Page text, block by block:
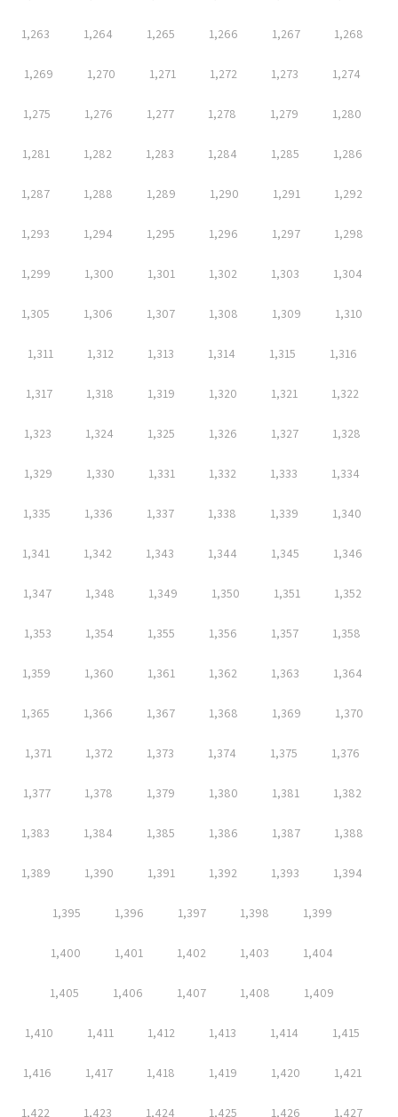
1,263 1,264 1,265 1,266 1,267 1,268
1,269 1,270 1,271 1,272 1,273 1,274
1,275 1,276 1,277 1,278 1,279 1,280
1,281 1,282 1,283 1,284 1,285 1,286
1,287 1,288 1,289 1,290 1,291 1,292
1,293 1,294 1,295 1,296 1,297 1,298
1,299 1,300 1,301 1,302 1,303 1,304
1,305 1,306 1,307 1,308 1,309 1,310
1,311 1,312 1,313 1,314 1,315 1,316
1,317 1,318 1,319 1,320 1,321 1,322
1,323 1,324 1,325 1,326 1,327 1,328
1,329 1,330 1,331 1,332 1,333 1,334
1,335 1,336 1,337 1,338 1,339 1,340
1,341 1,342 1,343 1,344 1,345 1,346
1,347 1,348 1,349 1,350 1,351 1,352
1,353 1,354 1,355 1,356 1,357 1,358
1,359 1,360 1,361 1,362 1,363 1,364
1,365 1,366 1,367 1,368 1,369 1,370
1,371 1,372 1,373 1,374 1,375 1,376
1,377 1,378 1,379 1,380 1,381 1,382
1,383 1,384 1,385 1,386 1,387 1,388
1,389 1,390 1,391 1,392 1,393 1,394
1,395 1,396 1,397 1,398 1,399
1,400 1,401 1,402 1,403 1,404
1,405 1,406 1,407 1,408 1,409
1,410 1,411 1,412 1,413 1,414 1,415
1,416 1,417 1,418 1,419 1,420 1,421
1,422 1,423 1,424 1,425 1,426 1,427